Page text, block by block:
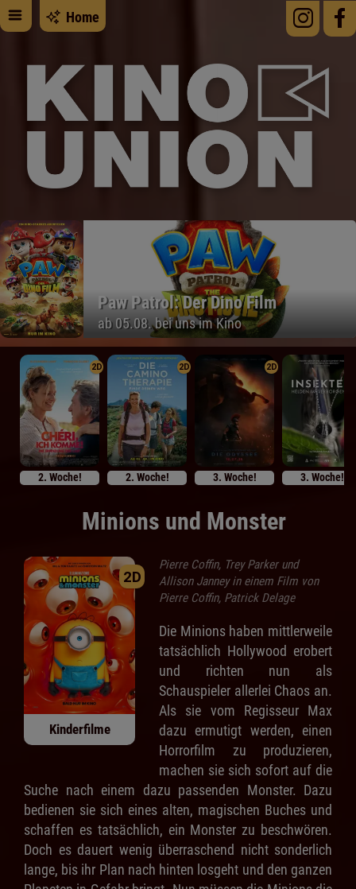
Home
Der Spaziergang nach Syrakus
PREVIEW am 09.08. im Freiluftkino
2D
2. Woche!
2D
2. Woche!
2D
3. Woche! 3. Woche!
Minions und Monster
2D
Kinderfilme
Pierre Coffin, Trey Parker und
Allison Janney in einem Film von
Pierre Coffin, Patrick Delage
Die Minions haben mittlerweile
tatsächlich Hollywood erobert
und richten nun als
Schauspieler allerlei Chaos an.
Als sie vom Regisseur Max
dazu ermutigt werden, einen
Horrorfilm zu produzieren,
machen sie sich sofort auf die
Suche nach einem dazu passenden Monster. Dazu
bedienen sie sich eines alten, magischen Buches und
schaffen es tatsächlich, ein Monster zu beschwören.
Doch es dauert wenig überraschend nicht sonderlich
lange, bis ihr Plan nach hinten losgeht und den ganzen